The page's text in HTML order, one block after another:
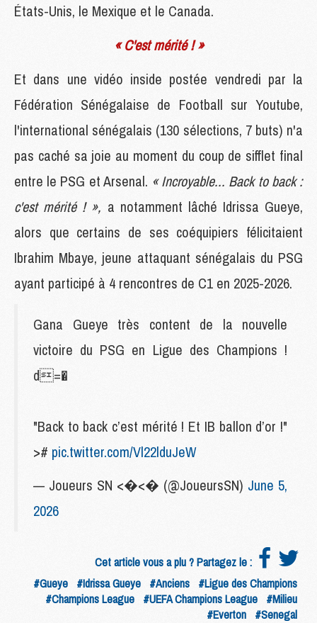
États-Unis, le Mexique et le Canada.
« C'est mérité ! »
Et dans une vidéo inside postée vendredi par la
Fédération Sénégalaise de Football sur Youtube,
l'international sénégalais (130 sélections, 7 buts) n'a
pas caché sa joie au moment du coup de sifflet final
entre le PSG et Arsenal. « Incroyable... Back to back :
c'est mérité ! », a notamment lâché Idrissa Gueye,
alors que certains de ses coéquipiers félicitaient
Ibrahim Mbaye, jeune attaquant sénégalais du PSG
ayant participé à 4 rencontres de C1 en 2025-2026.
Gana Gueye très content de la nouvelle
victoire du PSG en Ligue des Champions !
d=�
"Back to back c’est mérité ! Et IB ballon d’or !"
># pic.twitter.com/Vl22lduJeW
— Joueurs SN <�<� (@JoueursSN) June 5,
2026
Cet article vous a plu ? Partagez le :
#Gueye #Idrissa Gueye #Anciens #Ligue des Champions
#Champions League #UEFA Champions League #Milieu
#Everton #Senegal